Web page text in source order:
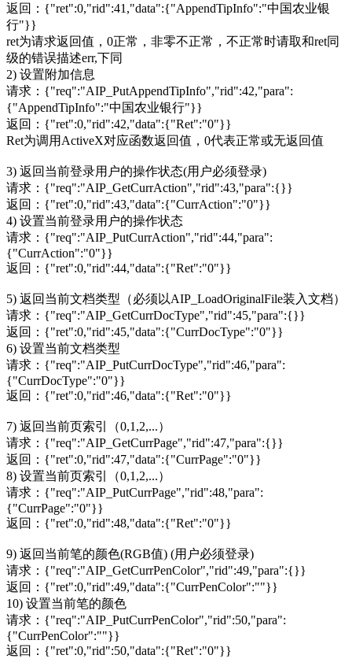
返回：{"ret":0,"rid":41,"data":{"AppendTipInfo":"中国农业银
行"}}
ret为请求返回值，0正常，非零不正常，不正常时请取和ret同
级的错误描述err,下同
2) 设置附加信息
请求：{"req":"AIP_PutAppendTipInfo","rid":42,"para":
{"AppendTipInfo":"中国农业银行"}}
返回：{"ret":0,"rid":42,"data":{"Ret":"0"}}
Ret为调用ActiveX对应函数返回值，0代表正常或无返回值
3) 返回当前登录用户的操作状态(用户必须登录)
请求：{"req":"AIP_GetCurrAction","rid":43,"para":{}}
返回：{"ret":0,"rid":43,"data":{"CurrAction":"0"}}
4) 设置当前登录用户的操作状态
请求：{"req":"AIP_PutCurrAction","rid":44,"para":
{"CurrAction":"0"}}
返回：{"ret":0,"rid":44,"data":{"Ret":"0"}}
5) 返回当前文档类型（必须以AIP_LoadOriginalFile装入文档）
请求：{"req":"AIP_GetCurrDocType","rid":45,"para":{}}
返回：{"ret":0,"rid":45,"data":{"CurrDocType":"0"}}
6) 设置当前文档类型
请求：{"req":"AIP_PutCurrDocType","rid":46,"para":
{"CurrDocType":"0"}}
返回：{"ret":0,"rid":46,"data":{"Ret":"0"}}
7) 返回当前页索引（0,1,2,...）
请求：{"req":"AIP_GetCurrPage","rid":47,"para":{}}
返回：{"ret":0,"rid":47,"data":{"CurrPage":"0"}}
8) 设置当前页索引（0,1,2,...）
请求：{"req":"AIP_PutCurrPage","rid":48,"para":
{"CurrPage":"0"}}
返回：{"ret":0,"rid":48,"data":{"Ret":"0"}}
9) 返回当前笔的颜色(RGB值) (用户必须登录)
请求：{"req":"AIP_GetCurrPenColor","rid":49,"para":{}}
返回：{"ret":0,"rid":49,"data":{"CurrPenColor":""}}
10) 设置当前笔的颜色
请求：{"req":"AIP_PutCurrPenColor","rid":50,"para":
{"CurrPenColor":""}}
返回：{"ret":0,"rid":50,"data":{"Ret":"0"}}